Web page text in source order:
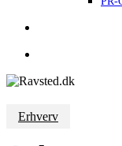
Erhverv